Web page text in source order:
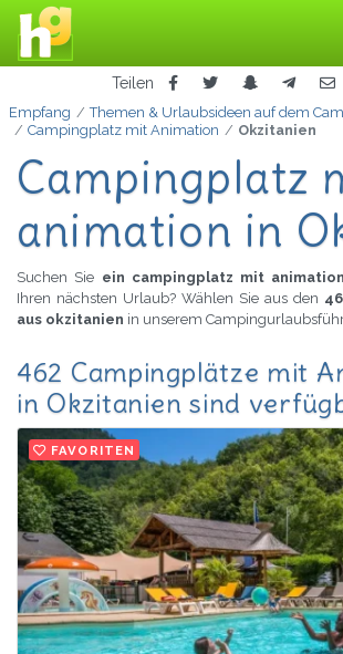
Teilen
Empfang
Themen & Urlaubsideen auf dem
Campingplatz mit Animation
Okzitanien
Campingplatz
animation in
Suchen Sie ein campingplatz mit
Ihren nächsten Urlaub? Wählen Sie aus den
aus okzitanien in unserem
462 Campingplätze mit
in Okzitanien sind
FAVORITEN